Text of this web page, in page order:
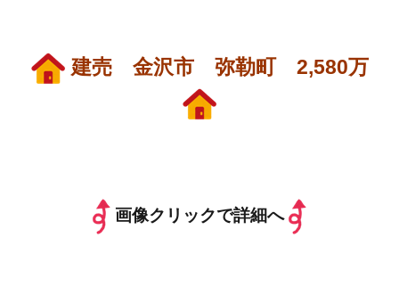
建売 金沢市 弥勒町 2,580万
画像クリックで詳細へ